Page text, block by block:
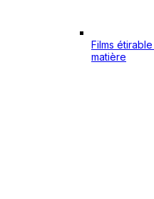
Films
matière